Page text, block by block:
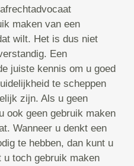
maken van een
wilt. Het is dus niet
Een
juiste kennis om u goed
te scheppen
zijn. Als u geen
ook geen gebruik maken
Wanneer u denkt een
te hebben, dan kunt u
toch gebruik maken